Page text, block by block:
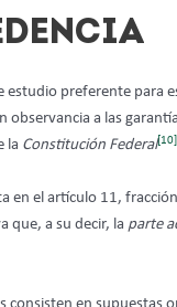
estudio preferente para
a las
la Constitución Federal[10]
en el artículo 11,
que, a su decir, la parte